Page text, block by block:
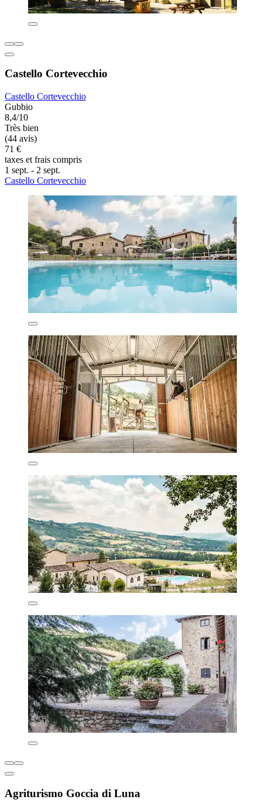
Castello Cortevecchio
Castello Cortevecchio
Gubbio
8,4/10
Très bien
(44 avis)
71 €
taxes et frais compris
1 sept. - 2 sept.
Castello Cortevecchio
Agriturismo Goccia di Luna